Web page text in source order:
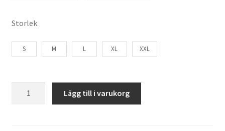
Storlek
S M L XL XXL
Lägg till i varukorg